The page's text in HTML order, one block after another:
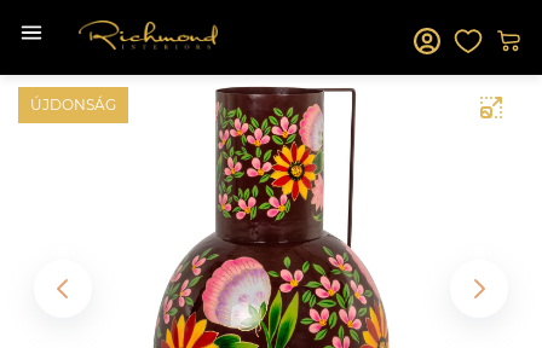
ÚJDONSÁG